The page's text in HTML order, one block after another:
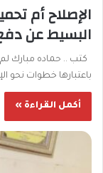
الإصلاح أم
البسيط عن
كتب .. حماده مبارك
باعتبارها خطوات نحو
أكمل القراءة »